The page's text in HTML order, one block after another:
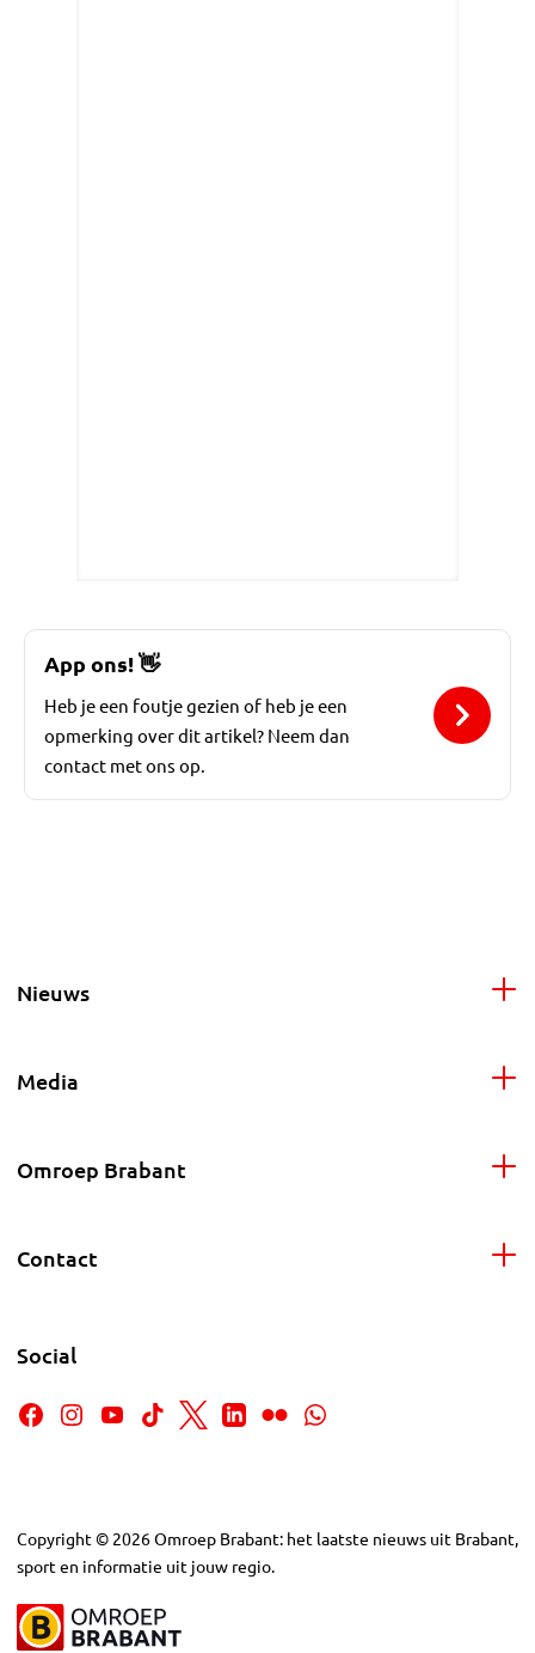
App ons!👋
Heb je een foutje gezien of heb je een
opmerking over dit artikel? Neem dan
contact met ons op.
Nieuws
Media
Omroep Brabant
Contact
Social
Copyright © 2026Omroep Brabant: het laatste nieuws uit Brabant,
sport en informatie uit jouw regio.